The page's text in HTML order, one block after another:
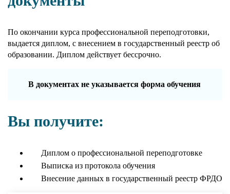
По окончании курса профессиональной переподготовки,
выдается диплом, с внесением в государственный реестр об
образовании. Диплом действует бессрочно.
В документах не указывается форма обучения
Вы получите:
Диплом о профессиональной переподготовке
Выписка из протокола обучения
Внесение данных в государственный реестр ФРДО